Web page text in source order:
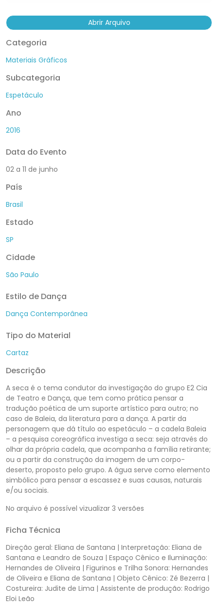
Abrir Arquivo
Categoria
Materiais Gráficos
Subcategoria
Espetáculo
Ano
2016
Data do Evento
02 a 11 de junho
País
Brasil
Estado
SP
Cidade
São Paulo
Estilo de Dança
Dança Contemporânea
Tipo do Material
Cartaz
Descrição
A seca é o tema condutor da investigação do grupo E2 Cia
de Teatro e Dança, que tem como prática pensar a
tradução poética de um suporte artístico para outro; no
caso de Baleia, da literatura para a dança. A partir da
personagem que dá título ao espetáculo – a cadela Baleia
– a pesquisa coreográfica investiga a seca: seja através do
olhar da própria cadela, que acompanha a família retirante;
ou a partir da construção da imagem de um corpo-
deserto, proposto pelo grupo. A água serve como elemento
simbólico para pensar a escassez e suas causas, naturais
e/ou sociais.
No arquivo é possível vizualizar 3 versões
Ficha Técnica
Direção geral: Eliana de Santana | Interpretação: Eliana de
Santana e Leandro de Souza | Espaço Cênico e Iluminação:
Hernandes de Oliveira | Figurinos e Trilha Sonora: Hernandes
de Oliveira e Eliana de Santana | Objeto Cênico: Zé Bezerra |
Costureira: Judite de Lima | Assistente de produção: Rodrigo
Eloi Leão